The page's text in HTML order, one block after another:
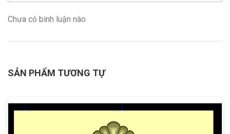
Chưa có bình luận nào
SẢN PHẨM TƯƠNG TỰ